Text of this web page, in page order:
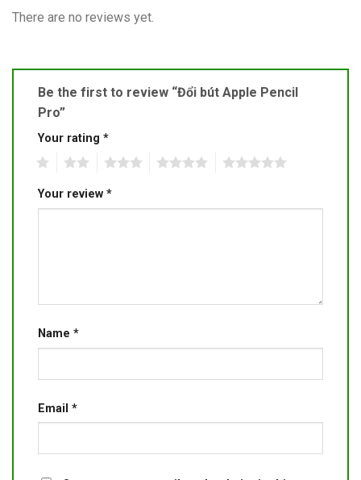
There are no reviews yet.
Be the first to review “Đổi bút Apple Pencil
Pro”
Your rating *
Your review *
Name *
Email *